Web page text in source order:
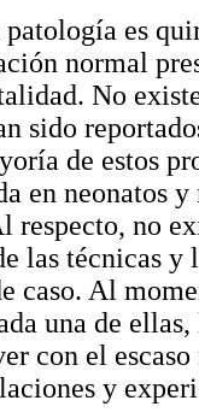
patología es
normal
No
sido
de estos
en neonatos y
no
las técnicas
caso. Al
una de
con el
y